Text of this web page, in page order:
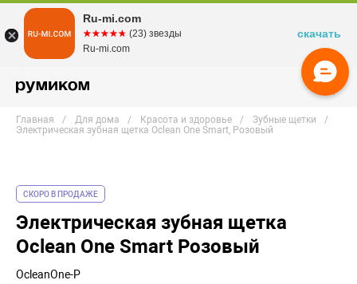
Главная Для дома Красота и здоровье
Зубные щетки
Электрическая зубная щетка Oclean One Smart, Розовый
СКОРО В ПРОДАЖЕ
Электрическая зубная щетка
Oclean One Smart Розовый
OcleanOne-P
Ru-mi.com
☆☆☆☆☆
★★★★★ (23) звезды
Ru-mi.com
скачать